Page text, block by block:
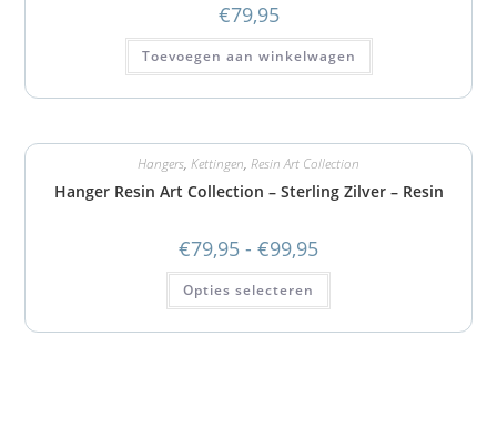
€79,95
Toevoegen aan winkelwagen
Hangers, Kettingen, Resin Art Collection
Hanger Resin Art Collection – Sterling Zilver – Resin
€79,95 - €99,95
Opties selecteren